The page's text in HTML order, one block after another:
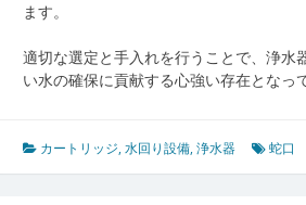
ます。
適切な選定と手入れを行うことで、浄水
い水の確保に貢献する心強い存在となっ
カートリッジ,水回り設備,浄水器 蛇口